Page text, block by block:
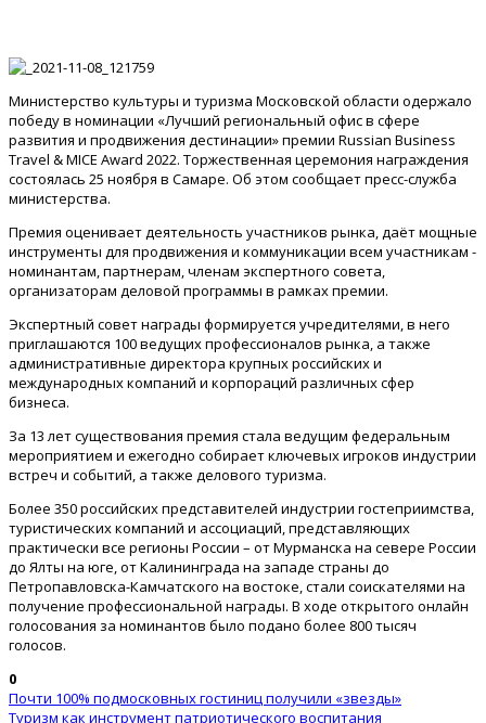
Министерство культуры и туризма Московской области одержало
победу в номинации «Лучший региональный офис в сфере
развития и продвижения дестинации» премии Russian Business
Travel & MICE Award 2022. Торжественная церемония награждения
состоялась 25 ноября в Самаре. Об этом сообщает пресс-служба
министерства.
Премия оценивает деятельность участников рынка, даёт мощные
инструменты для продвижения и коммуникации всем участникам -
номинантам, партнерам, членам экспертного совета,
организаторам деловой программы в рамках премии.
Экспертный совет награды формируется учредителями, в него
приглашаются 100 ведущих профессионалов рынка, а также
административные директора крупных российских и
международных компаний и корпораций различных сфер
бизнеса.
За 13 лет существования премия стала ведущим федеральным
мероприятием и ежегодно собирает ключевых игроков индустрии
встреч и событий, а также делового туризма.
Более 350 российских представителей индустрии гостеприимства,
туристических компаний и ассоциаций, представляющих
практически все регионы России – от Мурманска на севере России
до Ялты на юге, от Калининграда на западе страны до
Петропавловска-Камчатского на востоке, стали соискателями на
получение профессиональной награды. В ходе открытого онлайн
голосования за номинантов было подано более 800 тысяч
голосов.
0
Почти 100% подмосковных гостиниц получили «звезды»
Туризм как инструмент патриотического воспитания